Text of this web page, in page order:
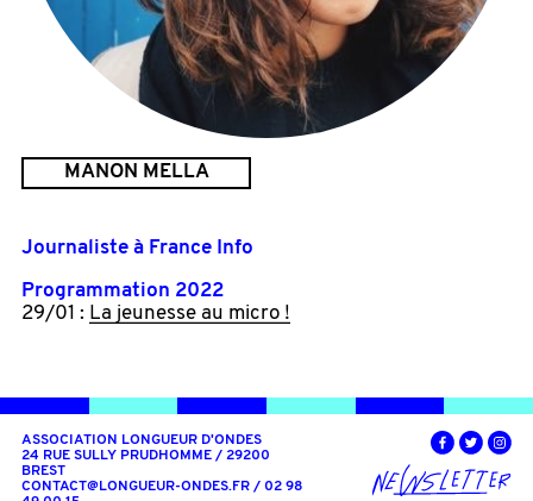
MANON MELLA
Journaliste à France Info
Programmation 2022
29/01 : La jeunesse au micro !
ASSOCIATION LONGUEUR D'ONDES
24 RUE SULLY PRUDHOMME / 29200
BREST
CONTACT@LONGUEUR-ONDES.FR / 02 98